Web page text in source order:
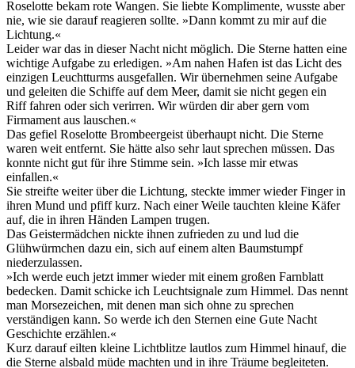
Roselotte bekam rote Wangen. Sie liebte Komplimente, wusste aber
nie, wie sie darauf reagieren sollte. »Dann kommt zu mir auf die
Lichtung.«
Leider war das in dieser Nacht nicht möglich. Die Sterne hatten eine
wichtige Aufgabe zu erledigen. »Am nahen Hafen ist das Licht des
einzigen Leuchtturms ausgefallen. Wir übernehmen seine Aufgabe
und geleiten die Schiffe auf dem Meer, damit sie nicht gegen ein
Riff fahren oder sich verirren. Wir würden dir aber gern vom
Firmament aus lauschen.«
Das gefiel Roselotte Brombeergeist überhaupt nicht. Die Sterne
waren weit entfernt. Sie hätte also sehr laut sprechen müssen. Das
konnte nicht gut für ihre Stimme sein. »Ich lasse mir etwas
einfallen.«
Sie streifte weiter über die Lichtung, steckte immer wieder Finger in
ihren Mund und pfiff kurz. Nach einer Weile tauchten kleine Käfer
auf, die in ihren Händen Lampen trugen.
Das Geistermädchen nickte ihnen zufrieden zu und lud die
Glühwürmchen dazu ein, sich auf einem alten Baumstumpf
niederzulassen.
»Ich werde euch jetzt immer wieder mit einem großen Farnblatt
bedecken. Damit schicke ich Leuchtsignale zum Himmel. Das nennt
man Morsezeichen, mit denen man sich ohne zu sprechen
verständigen kann. So werde ich den Sternen eine Gute Nacht
Geschichte erzählen.«
Kurz darauf eilten kleine Lichtblitze lautlos zum Himmel hinauf, die
die Sterne alsbald müde machten und in ihre Träume begleiteten.